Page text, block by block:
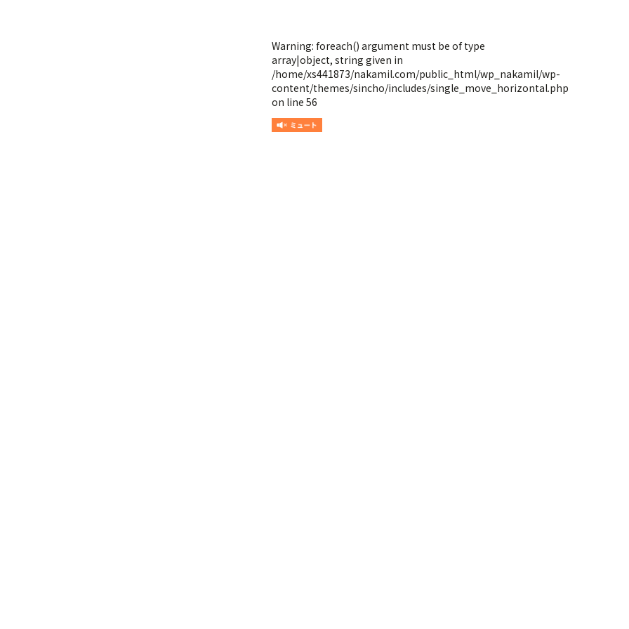
Warning: foreach() argument must be of type
array|object, string given in
/home/xs441873/nakamil.com/public_html/wp_nakamil/wp-
content/themes/sincho/includes/single_move_horizontal.php
on line 56